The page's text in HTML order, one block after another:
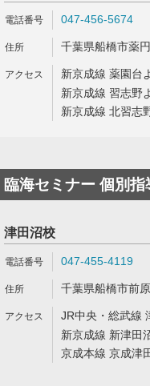
047-456-5674
千葉県船橋市薬
新京成線 薬園台
新京成線 習志野
新京成線 北習志
臨海セミナー 個別指
津田沼校
047-455-4119
千葉県船橋市前
JR中央・総武線
新京成線 新津田
京成本線 京成津